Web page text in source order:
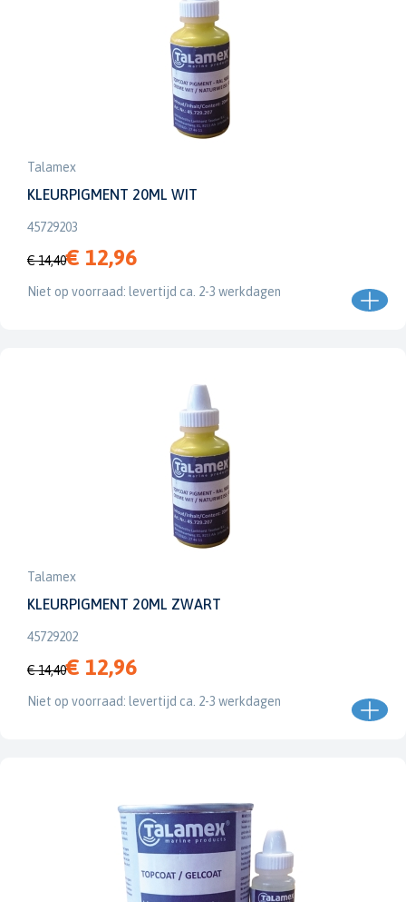
Talamex
KLEURPIGMENT 20ML WIT
45729203
€ 14,40€ 12,96
Niet op voorraad: levertijd ca. 2-3 werkdagen
Talamex
KLEURPIGMENT 20ML ZWART
45729202
€ 14,40€ 12,96
Niet op voorraad: levertijd ca. 2-3 werkdagen